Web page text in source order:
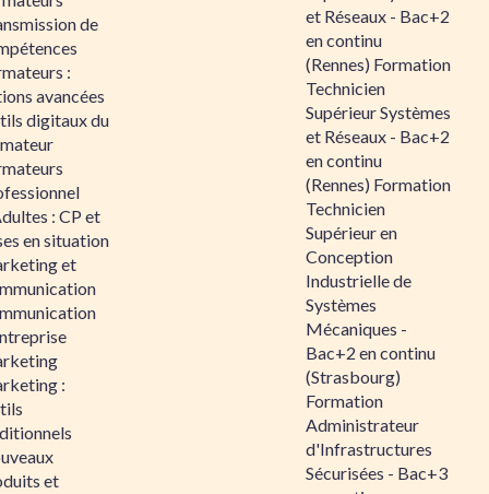
de
:
avancées
digitaux du
: CP et
en situation
et
:
et
et Réseaux - Bac+2
en continu
(Rennes) Formation
Technicien
Supérieur Systèmes
et Réseaux - Bac+2
en continu
(Rennes) Formation
Technicien
Supérieur en
Conception
Industrielle de
Systèmes
Mécaniques -
Bac+2 en continu
(Strasbourg)
Formation
Administrateur
d'Infrastructures
Sécurisées - Bac+3